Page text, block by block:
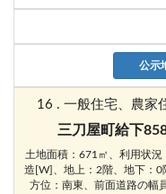
公示
16 . 一般住宅、農家
三刀屋町給下
土地面積：671㎡、利用状
造[W]、地上：2階、地下：0
方位：南東、前面道路の幅